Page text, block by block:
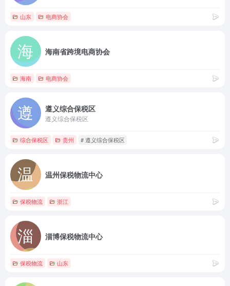
山东 电商协会
海南省跨境电商协会
海南 电商协会
遵义综合保税区
遵义综合保税区
综合保税区 贵州 # 遵义综合保税区
温州保税物流中心
保税物流 浙江
淄博保税物流中心
保税物流 山东